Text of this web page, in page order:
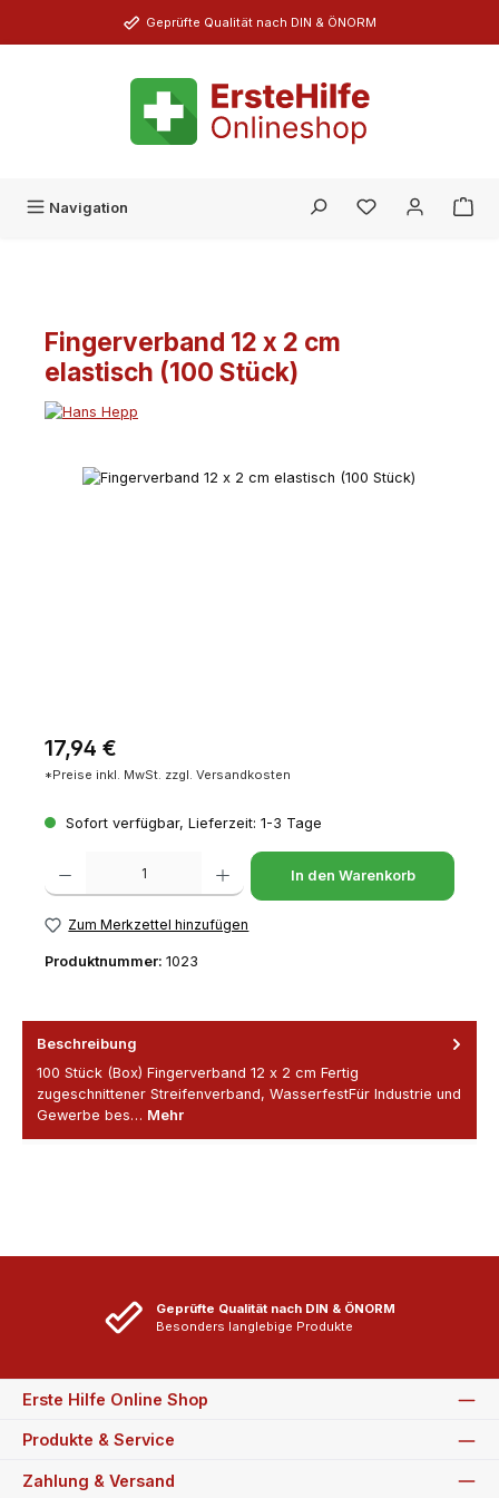
Zum Hauptinhalt springenGeprüfte Qualität nach DIN & ÖNORM
Navigation Du hast 0
Fingerverband 12 x 2 cm
elastisch (100 Stück)
Bildergalerie überspringen
Regulärer Preis:
17,94 €
*Preise inkl. MwSt. zzgl. Versandkosten
Sofort verfügbar, Lieferzeit: 1-3 Tage
Produkt Anzahl: Gib den gewünschten Wert ein oder benutze die
In den Warenkorb
Zum Merkzettel hinzufügen
Produktnummer: 1023
Beschreibung
100 Stück (Box) Fingerverband 12 x 2 cm Fertig
zugeschnittener Streifenverband, WasserfestFür Industrie und
Gewerbe bes… Mehr
Geprüfte Qualität nach DIN & ÖNORM
Besonders langlebige Produkte
Erste Hilfe Online Shop
Produkte & Service
Zahlung & Versand